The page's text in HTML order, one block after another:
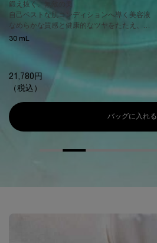
鍛え抜く、無敵の美
自己ベストな肌コンディションへ導く美容液
なめらかな質感と健康的なツヤをたたえ、
ストレスを跳ね返すようなハリ感へ
30 mL
21,780円
（税込）
バッグに入れる